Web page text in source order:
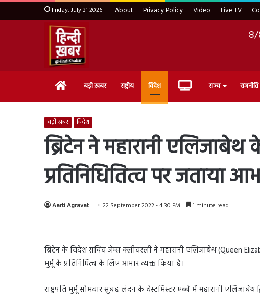
Friday, July 31 2026 About Privacy Policy Video Live TV
Home बड़ी ख़बर राष्ट्रीय विदेश Live राज्य राजनीति
बड़ी ख़बर विदेश
ब्रिटेन ने महारानी एलिजाबेथ
प्रतिनिधितित्व पर जताया
Aarti Agravat 22 September 2022 - 4:30 PM 1 minute read
ब्रिटेन के विदेश सचिव जेम्स क्लीवरली ने महारानी एलिजाबेथ (Queen
मुर्मू के प्रतिनिधित्व के लिए आभार व्यक्त किया है।
राष्ट्रपति मुर्मू सोमवार सुबह लंदन के वेस्टमिंस्टर एब्बे में महारानी